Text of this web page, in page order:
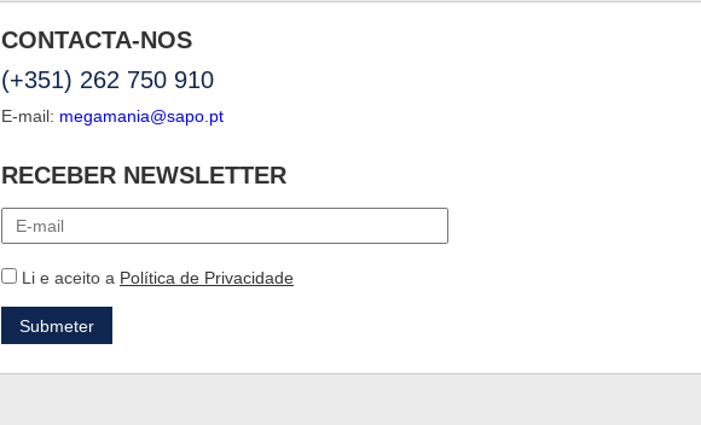
CONTACTA-NOS
(+351) 262 750 910
E-mail: megamania@sapo.pt
RECEBER NEWSLETTER
Li e aceito a Política de Privacidade